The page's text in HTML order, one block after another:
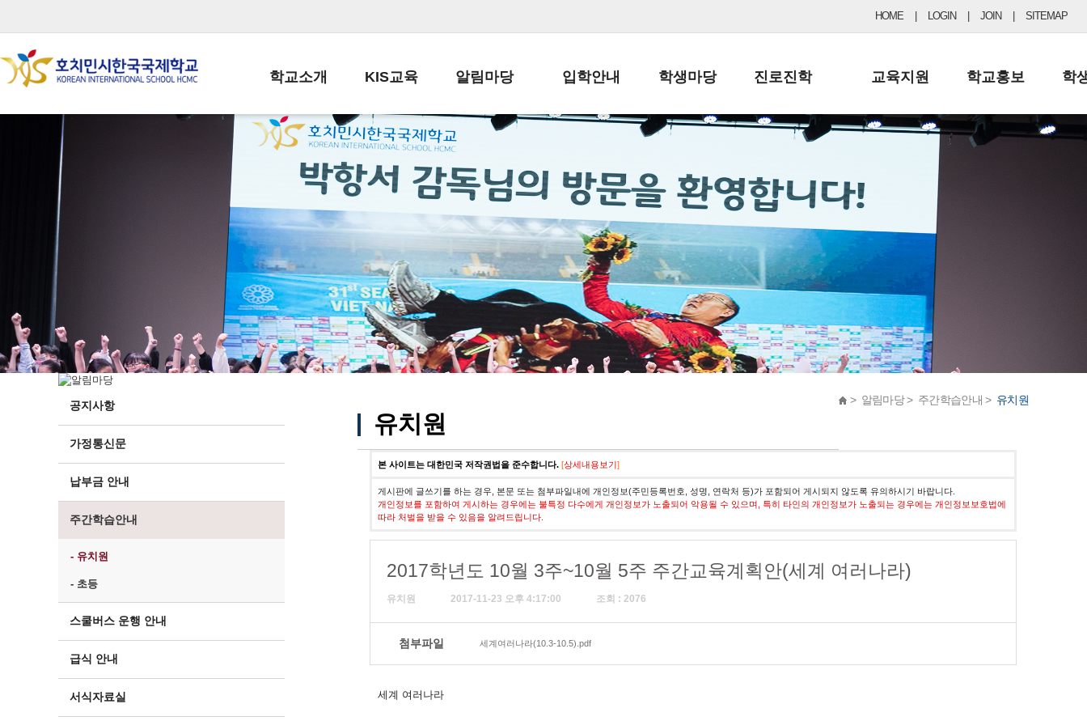
HOME LOGIN JOIN SITEMAP
학교소개
학교장인사말
학교상징
학교연혁
교직원현황
학생현황
위치/전화
전경사진
KIS교육
교육목표
학사일정
일과시간표
성과평가자료
알림마당
공지사항
납부금 안내
스쿨버스 운행 안내
급식안내
서식자료실
학부모방
정기고사 기출문제
입학안내
전-편입 서류양식
입학금/수업료
교복구입안내
학생마당
학생생활규정
학교신문
자율진로동아리
유초등 소식지
진로진학
공지사항 및 입시자료
드림레터
교육지원
행정실
학교운영위원회
학교건축기금
학교홍보
보도자료
학
공지사항
가정통신문
납부금 안내
주간학습안내
- 유치원
- 초등
스쿨버스 운행 안내
급식 안내
서식자료실
> 알림마당 > 주간학습안내 > 유치원
유치원
본 사이트는 대한민국 저작권법을 준수합니다. [상세내용보기]
게시판에 글쓰기를 하는 경우, 본문 또는 첨부파일내에 개인정보(주민등록번호, 성명, 연락처 등)가 포함되어 게시되지 않도록 유의하시기 바랍니다.
개인정보를 포함하여 게시하는 경우에는 불특정 다수에게 개인정보가 노출되어 악용될 수 있으며, 특히 타인의 개인정보가 노출되는 경우에는 개인정보보호법에
따라 처벌을 받을 수 있음을 알려드립니다.
2017학년도 10월 3주~10월 5주 주간교육계획안(세계 여러나라)
유치원 2017-11-23 오후 4:17:00 조회 : 2076
첨부파일 세계여러나라(10.3-10.5).pdf
세계 여러나라